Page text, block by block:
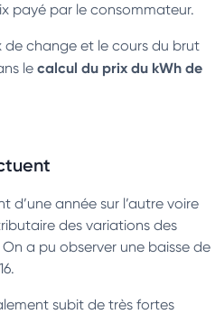
payé par le consommateur.
change et le cours du brut
le calcul du prix du kWh de
d’une année sur l’autre voire
des variations des
a pu observer une baisse de
subit de très fortes